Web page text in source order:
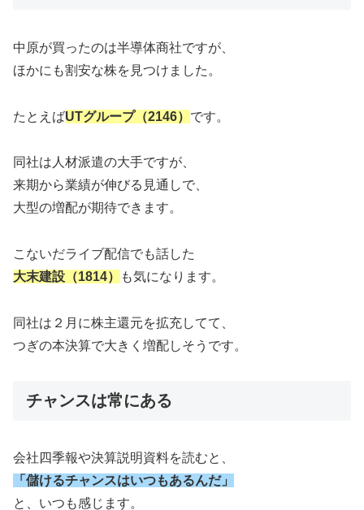
中原が買ったのは半導体商社ですが、
ほかにも割安な株を見つけました。
たとえばUTグループ（2146） です。
同社は人材派遣の大手ですが、
来期から業績が伸びる見通しで、
大型の増配が期待できます。
こないだライブ配信でも話した
大末建設（1814）
も気になります。
同社は２月に株主還元を拡充してて、
つぎの本決算で大きく増配しそうです。
チャンスは常にある
会社四季報や決算説明資料を読むと、
「儲けるチャンスはいつもあるんだ」
と、いつも感じます。